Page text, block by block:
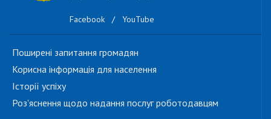
Facebook / YouTube
Поширені запитання громадян
Корисна інформація для населення
Історії успіху
Роз'яснення щодо надання послуг роботодавцям